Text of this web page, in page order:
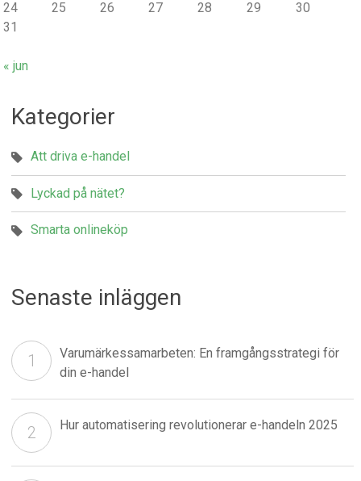
24
25 26 27 28 29
30
31
« jun
Kategorier
Att driva e-handel
Lyckad på nätet?
Smarta onlineköp
Senaste inläggen
Varumärkessamarbeten: En framgångsstrategi för
din e-handel
Hur automatisering revolutionerar e-handeln 2025